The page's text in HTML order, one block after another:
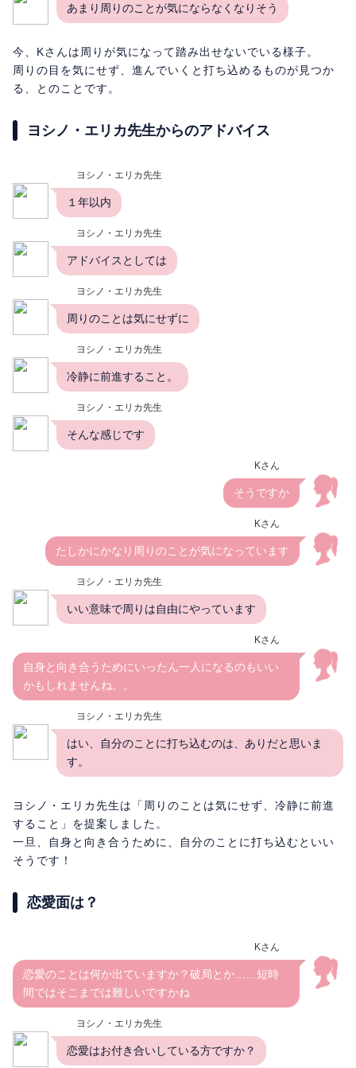
あまり周りのことが気にならなくなりそう
今、Kさんは周りが気になって踏み出せないでいる様子。
周りの目を気にせず、進んでいくと打ち込めるものが見つか
る、とのことです。
ヨシノ・エリカ先生からのアドバイス
ヨシノ・エリカ先生
１年以内
ヨシノ・エリカ先生
アドバイスとしては
ヨシノ・エリカ先生
周りのことは気にせずに
ヨシノ・エリカ先生
冷静に前進すること。
ヨシノ・エリカ先生
そんな感じです
Kさん
そうですか
Kさん
たしかにかなり周りのことが気になっています
ヨシノ・エリカ先生
いい意味で周りは自由にやっています
Kさん
自身と向き合うためにいったん一人になるのもいい
かもしれませんね。。
ヨシノ・エリカ先生
はい、自分のことに打ち込むのは、ありだと思いま
す。
ヨシノ・エリカ先生は「周りのことは気にせず、冷静に前進
すること」を提案しました。
一旦、自身と向き合うために、自分のことに打ち込むといい
そうです！
恋愛面は？
Kさん
恋愛のことは何か出ていますか？破局とか……短時
間ではそこまでは難しいですかね
ヨシノ・エリカ先生
恋愛はお付き合いしている方ですか？